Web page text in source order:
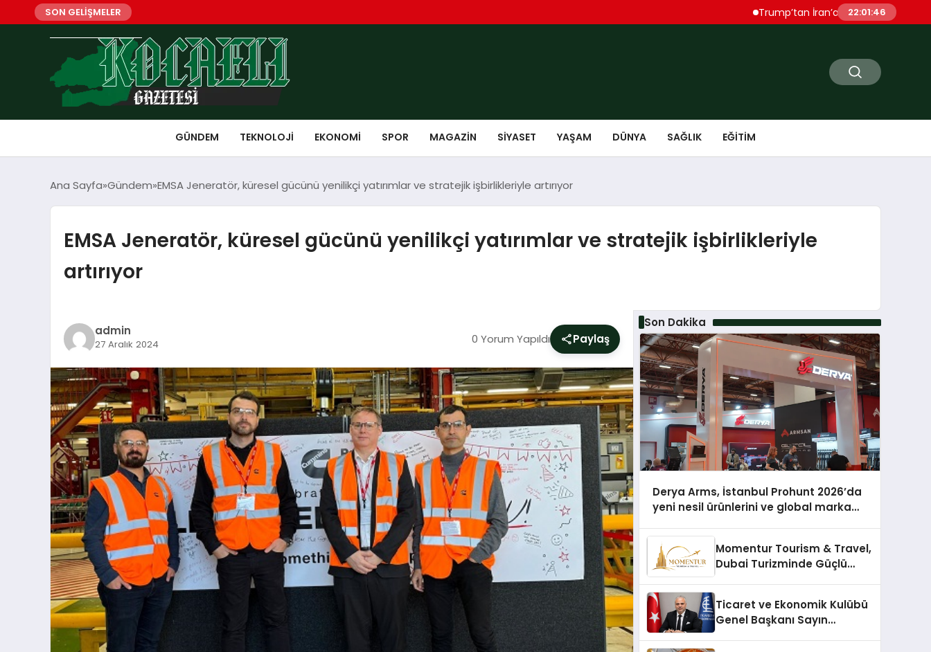
SON GELİŞMELER Trump’tan İran’a Sert Uyarı “Çok Ağır Şekilde
22:01:48
GÜNDEM TEKNOLOJI EKONOMI SPOR MAGAZIN SIYASET YAŞAM DÜNYA SAĞLIK EĞITIM
Ana Sayfa Gündem EMSA Jeneratör, küresel gücünü yenilikçi yatırımlar ve stratejik işbirlikleriyle artırıyor
EMSA Jeneratör, küresel gücünü yenilikçi yatırımlar ve stratejik işbirlikleriyle
artırıyor
admin
27 Aralık 2024 0 Yorum Yapıldı Paylaş
Son Dakika
Derya Arms, İstanbul Prohunt 2026’da
yeni nesil ürünlerini ve global marka
Momentur Tourism & Travel,
Dubai Turizminde Güçlü
Ticaret ve Ekonomik Kulübü
Genel Başkanı Sayın